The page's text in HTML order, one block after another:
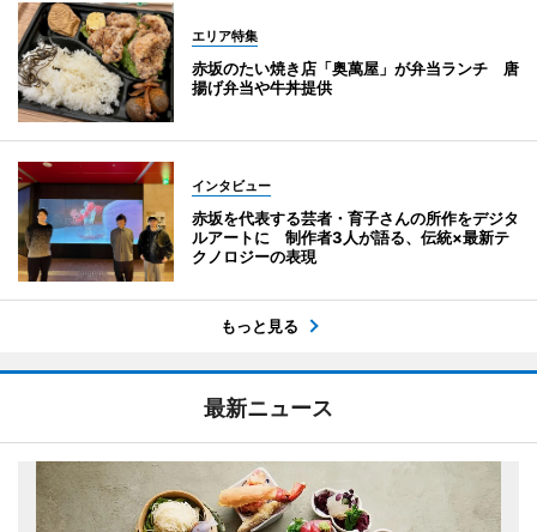
エリア特集
赤坂のたい焼き店「奥萬屋」が弁当ランチ 唐
揚げ弁当や牛丼提供
インタビュー
赤坂を代表する芸者・育子さんの所作をデジタ
ルアートに 制作者3人が語る、伝統×最新テ
クノロジーの表現
もっと見る
最新ニュース